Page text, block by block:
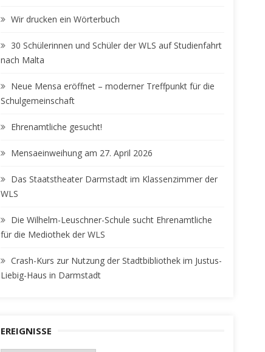
Wir drucken ein Wörterbuch
30 Schülerinnen und Schüler der WLS auf Studienfahrt
nach Malta
Neue Mensa eröffnet – moderner Treffpunkt für die
Schulgemeinschaft
Ehrenamtliche gesucht!
Mensaeinweihung am 27. April 2026
Das Staatstheater Darmstadt im Klassenzimmer der
WLS
Die Wilhelm-Leuschner-Schule sucht Ehrenamtliche
für die Mediothek der WLS
Crash-Kurs zur Nutzung der Stadtbibliothek im Justus-
Liebig-Haus in Darmstadt
EREIGNISSE